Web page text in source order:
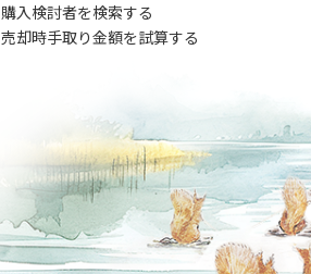
購入検討者を検索する
売却時手取り金額を試算する